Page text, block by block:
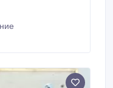
и